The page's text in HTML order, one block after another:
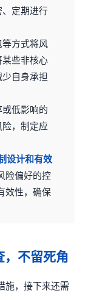
、定期进行
方式将风
某些非核心
自身承担
低影响的
险，制定应
设计和有效
险偏好的控
效性，确保
不留死角
施，接下来还需